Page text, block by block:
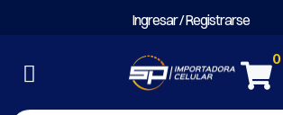
Ingresar / Registrarse

0